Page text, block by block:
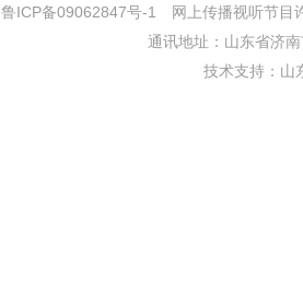
鲁ICP备09062847号-1
网上传播视听节目
通讯地址：山东省济
技术支持： 山